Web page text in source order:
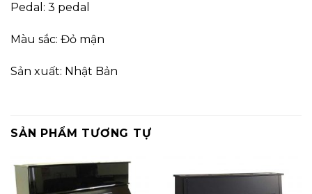
Pedal: 3 pedal
Màu sắc: Đỏ mận
Sản xuất: Nhật Bản
SẢN PHẨM TƯƠNG TỰ